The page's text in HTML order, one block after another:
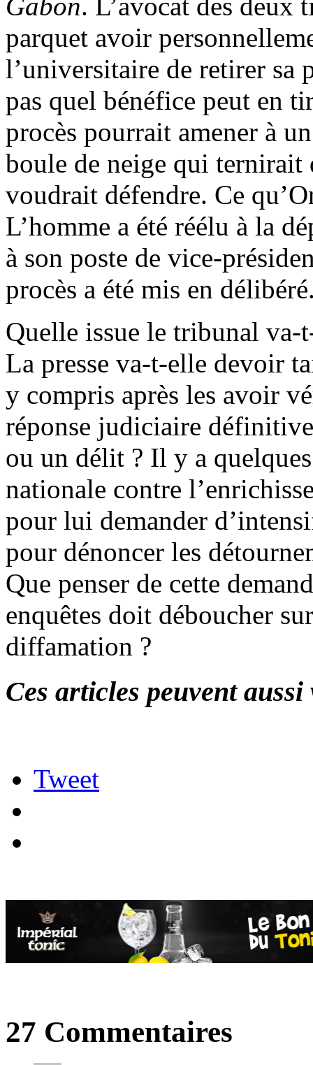
parquet avoir
l’universitaire de retirer sa
pas quel bénéfice peut en
procès pourrait amener à
boule de neige qui ternirait
voudrait défendre. Ce
L’homme a été réélu à la
à son poste de vice-
procès a été mis en
Quelle issue le tribunal va-
La presse va-t-elle devoir
y compris après les avoir
réponse judiciaire
ou un délit ? Il y a
nationale contre
pour lui demander
pour dénoncer les
Que penser de cette
enquêtes doit déboucher
diffamation ?
Ces articles peuvent
Tweet
27 Commentaires